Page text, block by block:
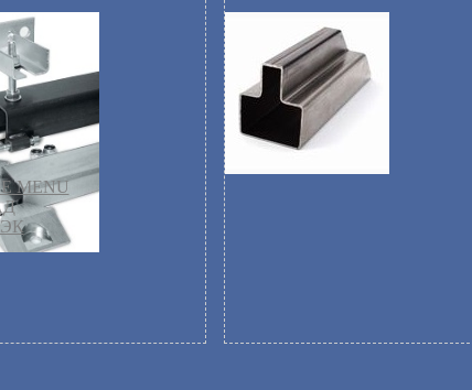
MENU